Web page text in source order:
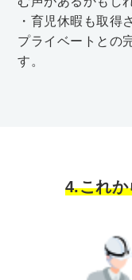
・育児休暇も取得
プライベートとの
す。
4.これ